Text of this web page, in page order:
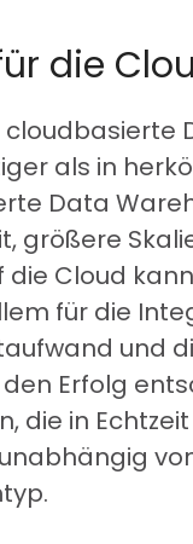
die
als in
Data
größere
die Cloud
für die
und
Erfolg
die in